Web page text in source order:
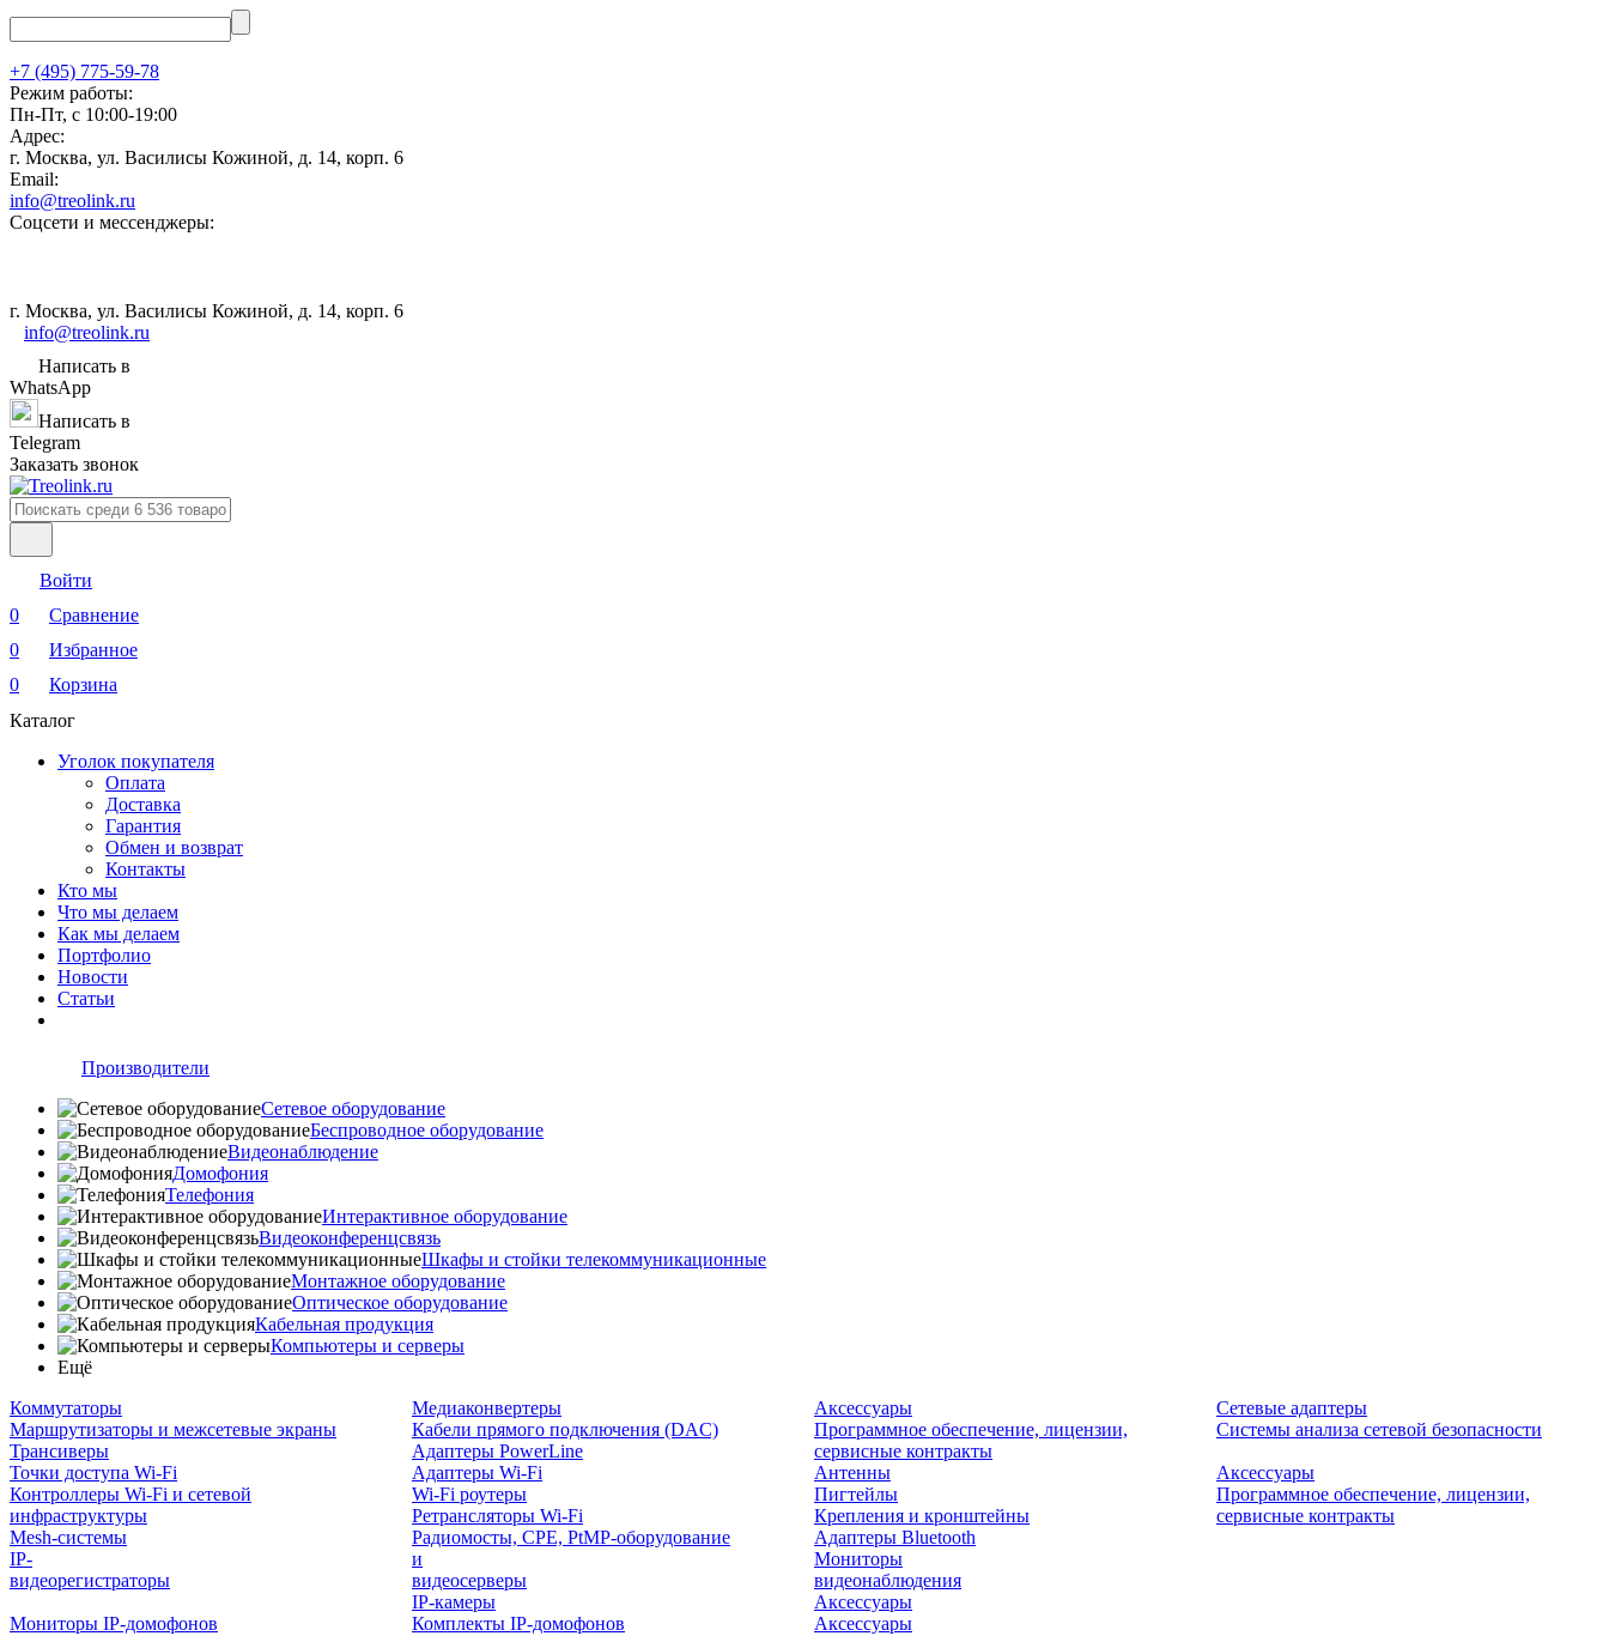
+7 (495) 775-59-78
Режим работы:
Пн-Пт, с 10:00-19:00
Адрес:
г. Москва, ул. Василисы Кожиной, д. 14, корп. 6
Email:
info@treolink.ru
Соцсети и мессенджеры:
г. Москва, ул. Василисы Кожиной, д. 14, корп. 6
info@treolink.ru
Написать в
WhatsApp
Написать в
Telegram
Заказать звонок
Войти
0
Сравнение
0
Избранное
0
Корзина
Каталог
Уголок покупателя
Оплата
Доставка
Гарантия
Обмен и возврат
Контакты
Кто мы
Что мы делаем
Как мы делаем
Портфолио
Новости
Статьи
Производители
Сетевое оборудование
Беспроводное оборудование
Видеонаблюдение
Домофония
Телефония
Интерактивное оборудование
Видеоконференцсвязь
Шкафы и стойки телекоммуникационные
Монтажное оборудование
Оптическое оборудование
Кабельная продукция
Компьютеры и серверы
Ещё
Коммутаторы
Маршрутизаторы и межсетевые экраны
Трансиверы
Медиаконвертеры
Кабели прямого подключения (DAC)
Адаптеры PowerLine
Аксессуары
Программное обеспечение, лицензии,
сервисные контракты
Сетевые адаптеры
Системы анализа сетевой безопасности
Точки доступа Wi-Fi
Контроллеры Wi-Fi и сетевой
инфраструктуры
Mesh-системы
Адаптеры Wi-Fi
Wi-Fi роутеры
Ретрансляторы Wi-Fi
Радиомосты, CPE, PtMP-оборудование
Антенны
Пигтейлы
Крепления и кронштейны
Адаптеры Bluetooth
Аксессуары
Программное обеспечение, лицензии,
сервисные контракты
IP-
видеорегистраторы
и
видеосерверы
IP-камеры
Мониторы
видеонаблюдения
Аксессуары
Мониторы IP-домофонов
Комплекты IP-домофонов
Аксессуары